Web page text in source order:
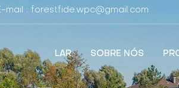
mail : forestfide.wpc@gmail.com
LAR SOBRE NÓS